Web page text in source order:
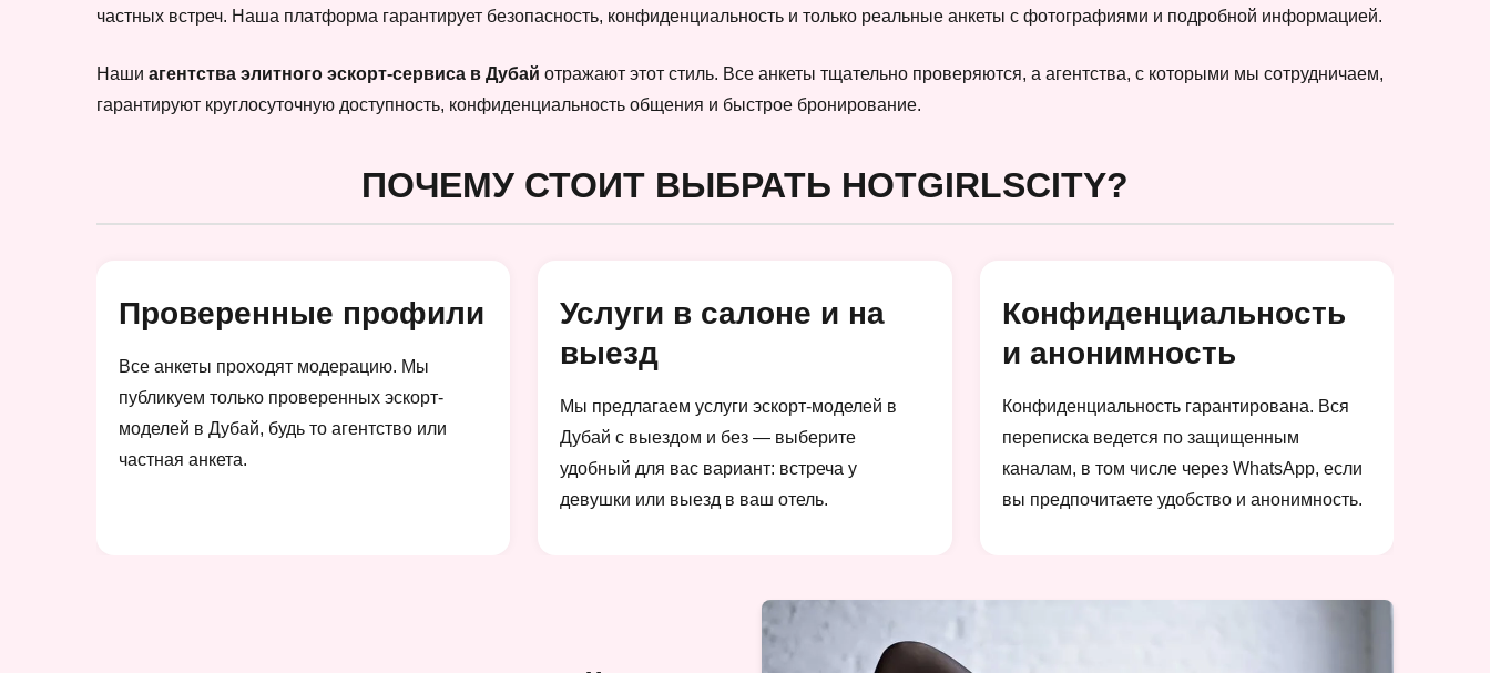
частных встреч. Наша платформа гарантирует безопасность, конфиденциальность и только реальные анкеты с фотографиями и подробной информацией.
Наши агентства элитного эскорт-сервиса в Дубай отражают этот стиль. Все анкеты тщательно проверяются, а агентства, с которыми мы сотрудничаем,
гарантируют круглосуточную доступность, конфиденциальность общения и быстрое бронирование.
ПОЧЕМУ СТОИТ ВЫБРАТЬ HOTGIRLSCITY?
Проверенные профили
Все анкеты проходят модерацию. Мы
публикуем только проверенных эскорт-
моделей в Дубай, будь то агентство или
частная анкета.
Услуги в салоне и на
выезд
Мы предлагаем услуги эскорт-моделей в
Дубай с выездом и без — выберите
удобный для вас вариант: встреча у
девушки или выезд в ваш отель.
Конфиденциальность
и анонимность
Конфиденциальность гарантирована. Вся
переписка ведется по защищенным
каналам, в том числе через WhatsApp, если
вы предпочитаете удобство и анонимность.